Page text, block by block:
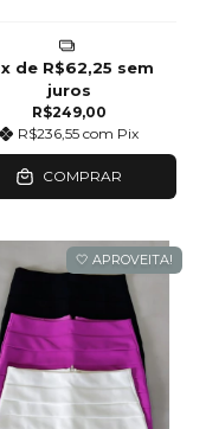
R$249,00
R$236,55com Pix
x de R$62,25 sem
juros
COMPRAR
🤍 APROVEITA!